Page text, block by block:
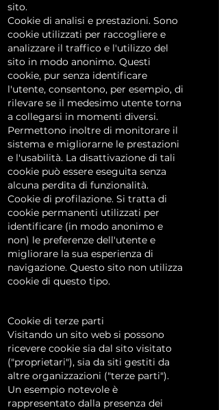
sito.
Cookie di analisi e prestazioni. Sono
cookie utilizzati per raccogliere e
analizzare il traffico e l'utilizzo del
sito in modo anonimo. Questi
cookie, pur senza identificare
l'utente, consentono, per esempio, di
rilevare se il medesimo utente torna
a collegarsi in momenti diversi.
Permettono inoltre di monitorare il
sistema e migliorarne le prestazioni
e l'usabilità. La disattivazione di tali
cookie può essere eseguita senza
alcuna perdita di funzionalità.
Cookie di profilazione. Si tratta di
cookie permanenti utilizzati per
identificare (in modo anonimo e
non) le preferenze dell'utente e
migliorare la sua esperienza di
navigazione. Questo sito non utilizza
cookie di questo tipo.
Cookie di terze parti
Visitando un sito web si possono
ricevere cookie sia dal sito visitato
("proprietari"), sia da siti gestiti da
altre organizzazioni ("terze parti").
Un esempio notevole è
rappresentato dalla presenza dei